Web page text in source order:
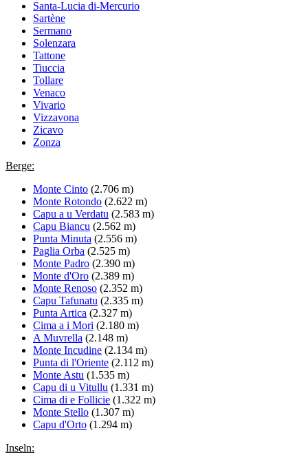
Santa-Lucia di-Mercurio
Sartène
Sermano
Solenzara
Tattone
Tiuccia
Tollare
Venaco
Vivario
Vizzavona
Zicavo
Zonza
Berge:
Monte Cinto (2.706 m)
Monte Rotondo (2.622 m)
Capu a u Verdatu (2.583 m)
Capu Biancu (2.562 m)
Punta Minuta (2.556 m)
Paglia Orba (2.525 m)
Monte Padro (2.390 m)
Monte d'Oro (2.389 m)
Monte Renoso (2.352 m)
Capu Tafunatu (2.335 m)
Punta Artica (2.327 m)
Cima a i Mori (2.180 m)
A Muvrella (2.148 m)
Monte Incudine (2.134 m)
Punta di l'Oriente (2.112 m)
Monte Astu (1.535 m)
Capu di u Vitullu (1.331 m)
Cima di e Follicie (1.322 m)
Monte Stello (1.307 m)
Capu d'Orto (1.294 m)
Inseln: